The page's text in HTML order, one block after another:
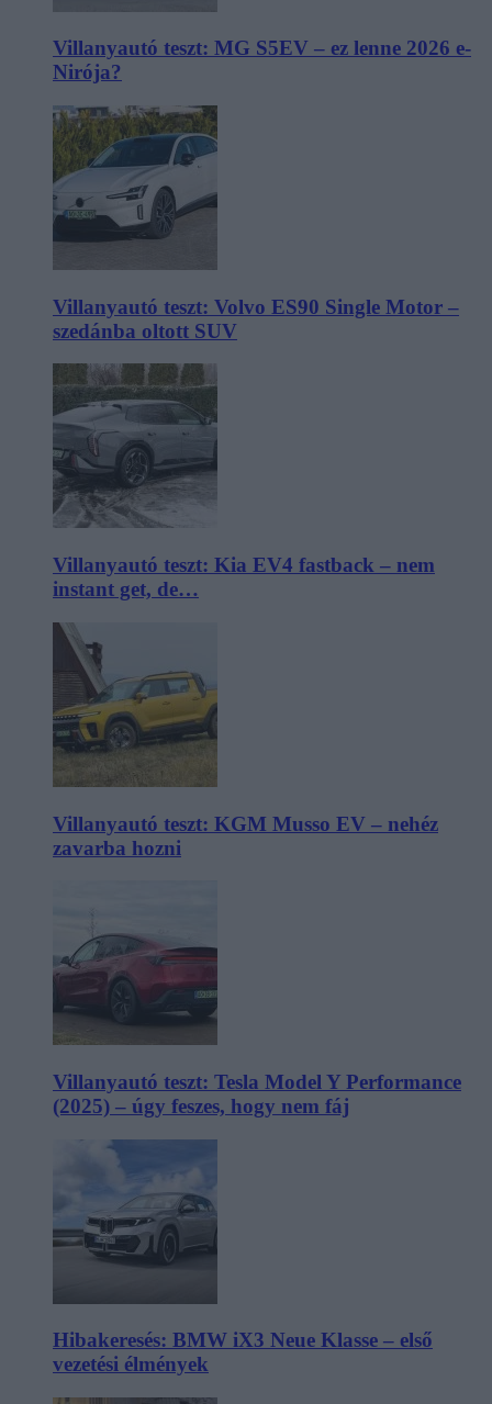
Villanyautó teszt: MG S5EV – ez lenne 2026 e-
Nirója?
Villanyautó teszt: Volvo ES90 Single Motor –
szedánba oltott SUV
Villanyautó teszt: Kia EV4 fastback – nem
instant get, de…
Villanyautó teszt: KGM Musso EV – nehéz
zavarba hozni
Villanyautó teszt: Tesla Model Y Performance
(2025) – úgy feszes, hogy nem fáj
Hibakeresés: BMW iX3 Neue Klasse – első
vezetési élmények